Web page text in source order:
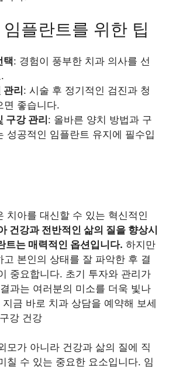
플란트를 위한 팁
택: 경험이 풍부한 치과 의사를 선
리 : 시술 후 정기적인 검진과 청
면 좋습니다.
구강 관리 : 올바른 양치 방법과 구
성공적인 임플란트 유지에 필수입
치아를 대신할 수 있는 혁신적인
건강과 전반적인 삶의 질을 향상시
트는 매력적인 옵션입니다. 하지만
고 본인의 상태를 잘 파악한 후 결
중요합니다. 초기 투자와 관리가
과는 여러분의 미소를 더욱 빛나
금 바로 치과 상담을 예약해 보세
강 건강
모가 아니라 건강과 삶의 질에 직
칠 수 있는 중요한 요소입니다. 임